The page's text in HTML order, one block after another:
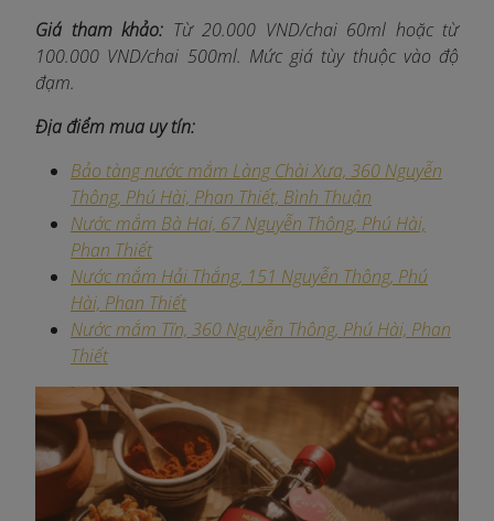
Giá tham khảo: Từ 20.000 VND/chai 60ml hoặc từ
100.000 VND/chai 500ml. Mức giá tùy thuộc vào độ
đạm.
Địa điểm mua uy tín:
Bảo tàng nước mắm Làng Chài Xưa, 360 Nguyễn
Thông, Phú Hài, Phan Thiết, Bình Thuận
Nước mắm Bà Hai, 67 Nguyễn Thông, Phú Hài,
Phan Thiết​
Nước mắm Hải Thắng, 151 Nguyễn Thông, Phú
Hài, Phan Thiết​
Nước mắm Tĩn, 360 Nguyễn Thông, Phú Hài, Phan
Thiết​